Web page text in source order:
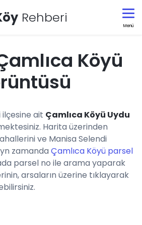
Rehberi
Menü
Köyü
ilçesine ait Çamlıca Köyü Uydu
Harita üzerinden
ve Manisa Selendi
zamanda Çamlıca Köyü parsel
parsel no ile arama yaparak
arsaların üzerine tıklayarak